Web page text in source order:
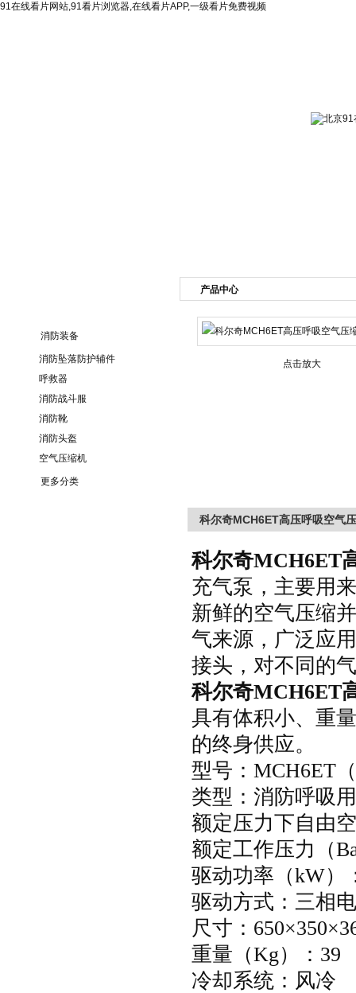
91在线看片网站,91看片浏览器,在线看片APP,一级看片免费视频
消防装备
消防坠落防护辅件
呼救器
消防战斗服
消防靴
消防头盔
空气压缩机
更多分类
产品中心
点击放大
科尔奇MCH6ET高压呼吸空气
科尔奇MCH6ET
充气泵，主要用
新鲜的空气压缩
气来源，广泛应
接头，对不同的
科尔奇MCH6ET
具有体积小、重
的终身供应。
型号： MCH6ET
类型：消防呼吸
额定压力下自由
额定工作压力（
驱动功率（kW）
驱动方式：三相
尺寸： 650×350×
重量（Kg）： 39
冷却系统：风